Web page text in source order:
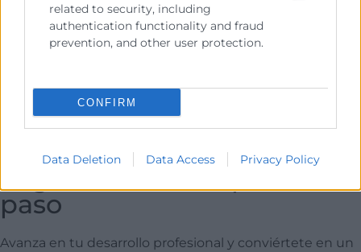
related to security, including
authentication functionality and fraud
prevention, and other user protection.
CONFIRM
Data Deletion Data Access Privacy Policy
paso
Avanza en tu desarrollo profesional y conviértete en un